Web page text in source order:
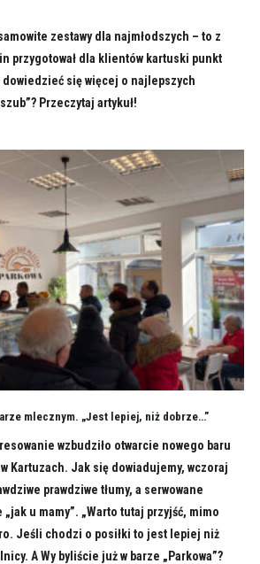
zestawy dla najmłodszych – to z
przygotował dla klientów kartuski punkt
dowiedzieć się więcej o najlepszych
Przeczytaj artykuł!
mlecznym. „Jest lepiej, niż dobrze…”
wzbudziło otwarcie nowego baru
Kartuzach. Jak się dowiadujemy, wczoraj
prawdziwe tłumy, a serwowane
u mamy”. „Warto tutaj przyjść, mimo
Jeśli chodzi o posiłki to jest lepiej niż
A Wy byliście już w barze „Parkowa”?